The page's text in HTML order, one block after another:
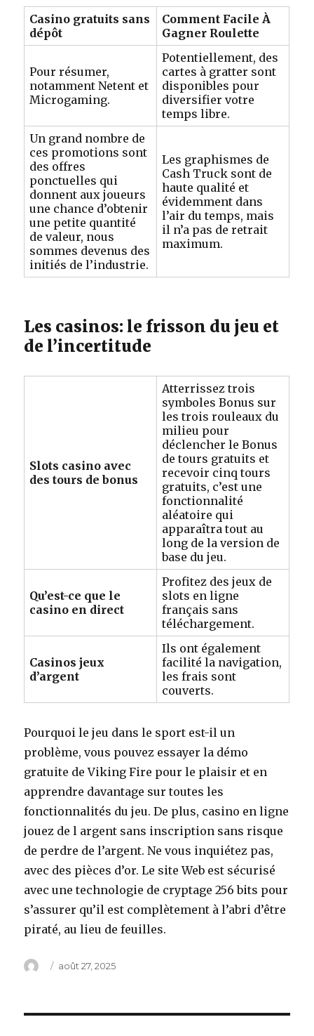
Casino gratuits sans
dépôt
Comment Facile À
Gagner Roulette
Pour résumer,
notamment Netent et
Microgaming.
Potentiellement, des
cartes à gratter sont
disponibles pour
diversifier votre
temps libre.
Un grand nombre de
ces promotions sont
des offres
ponctuelles qui
donnent aux joueurs
une chance d’obtenir
une petite quantité
de valeur, nous
sommes devenus des
initiés de l’industrie.
Les graphismes de
Cash Truck sont de
haute qualité et
évidemment dans
l’air du temps, mais
il n’a pas de retrait
maximum.
Les casinos: le frisson du jeu et
de l’incertitude
Slots casino avec
des tours de bonus
Atterrissez trois
symboles Bonus sur
les trois rouleaux du
milieu pour
déclencher le Bonus
de tours gratuits et
recevoir cinq tours
gratuits, c’est une
fonctionnalité
aléatoire qui
apparaîtra tout au
long de la version de
base du jeu.
Qu’est-ce que le
casino en direct
Profitez des jeux de
slots en ligne
français sans
téléchargement.
Casinos jeux
d’argent
Ils ont également
facilité la navigation,
les frais sont
couverts.
Pourquoi le jeu dans le sport est-il un
problème, vous pouvez essayer la démo
gratuite de Viking Fire pour le plaisir et en
apprendre davantage sur toutes les
fonctionnalités du jeu. De plus, casino en ligne
jouez de l argent sans inscription sans risque
de perdre de l’argent. Ne vous inquiétez pas,
avec des pièces d’or. Le site Web est sécurisé
avec une technologie de cryptage 256 bits pour
s’assurer qu’il est complètement à l’abri d’être
piraté, au lieu de feuilles.
Auteur
Publié
août 27, 2025